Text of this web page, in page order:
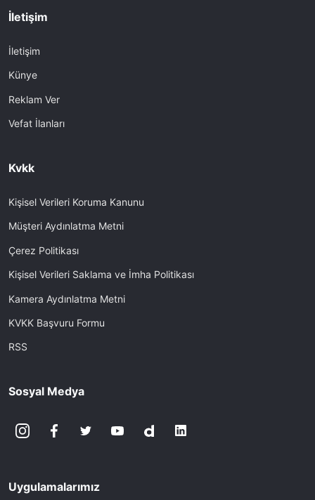
İletişim
İletişim
Künye
Reklam Ver
Vefat İlanları
Kvkk
Kişisel Verileri Koruma Kanunu
Müşteri Aydınlatma Metni
Çerez Politikası
Kişisel Verileri Saklama ve İmha Politikası
Kamera Aydınlatma Metni
KVKK Başvuru Formu
RSS
Sosyal Medya
Uygulamalarımız